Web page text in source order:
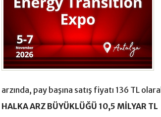
arzında, pay başına satış fiyatı 136 TL
HALKA ARZ BÜYÜKLÜĞÜ 10,5 MİLYAR TL